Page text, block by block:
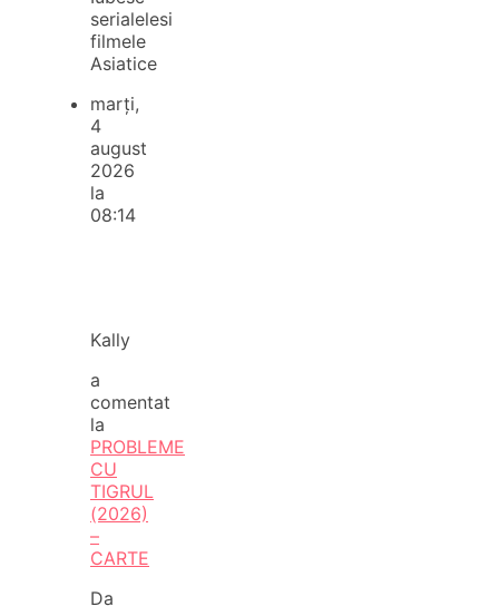
serialelesi
filmele
Asiatice
marți,
4
august
2026
la
08:14
Kally
a
comentat
la
PROBLEME
CU
TIGRUL
(2026)
–
CARTE
Da